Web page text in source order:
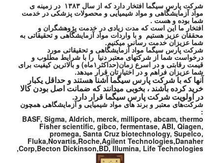
شرکت پارس سیگما افتخار دارد که از سال ۱۳۸۳ در زمینه ی
مواد آزمایشگاهی و مواد شیمیایی و محصولات پزشکی در خدمت
شما بوده و هست .
افتخار ما این است که مدت زیادی در خدمت پژوهشگران و
محققان عزیز هستیم و با واردات مواد آزمایشگاهی و تحقیقاتی به
شما عزیزان خدمت رسانی میکنیم.
شرکت پارس سیگما مواد آزمایشگاهی و تحقیقاتی مورد
درخواست شما از شرکتهای معتبر دنیا را با شرایط مطلوب و
قیمت رقابتی و در اسرع زمان(حداکثر۱ماه) و بالاترین کیفیت برای
شما عزیزان فراهم و در اختیارتان قرار میدهد.
آنها که با شرکت پارس سیگما آشنا هستند و حداقل یکبار
خرید کرده باشند ، بخوبی میدانند که ضمانت اصل بودن کالا
در اولویت شرکت پارس سیگما قرار دارد.
شرکت‌های معتبر و برند های مواد شیمیایی و آزمایشگاهی همچون
:
BASF, Sigma, Aldrich, merck, millipore, abcam, thermo
Fisher scientific, gibco, fermentase, ABI, Qiagen,
promega, Santa Cruz biotechnology, Supelco,
Fluka,Novartis,Roche,Agilent Technologies,Danaher
Corp,Becton Dickinson,BD, Illumina, Life Technologies,